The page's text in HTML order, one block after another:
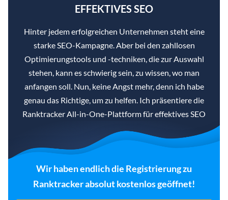
EFFEKTIVES SEO
Hinter jedem erfolgreichen Unternehmen steht eine
starke SEO-Kampagne. Aber bei den zahllosen
Optimierungstools und -techniken, die zur Auswahl
stehen, kann es schwierig sein, zu wissen, wo man
anfangen soll. Nun, keine Angst mehr, denn ich habe
genau das Richtige, um zu helfen. Ich präsentiere die
Ranktracker All-in-One-Plattform für effektives SEO
Wir haben endlich die Registrierung zu
Ranktracker absolut kostenlos geöffnet!